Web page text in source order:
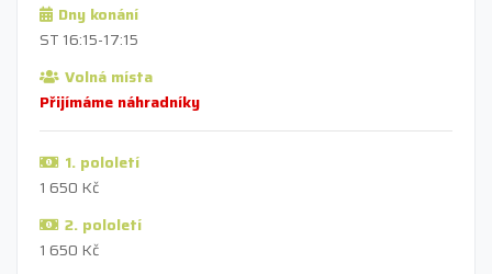
Dny konání
ST 16:15-17:15
Volná místa
Přijímáme náhradníky
1. pololetí
1 650 Kč
2. pololetí
1 650 Kč